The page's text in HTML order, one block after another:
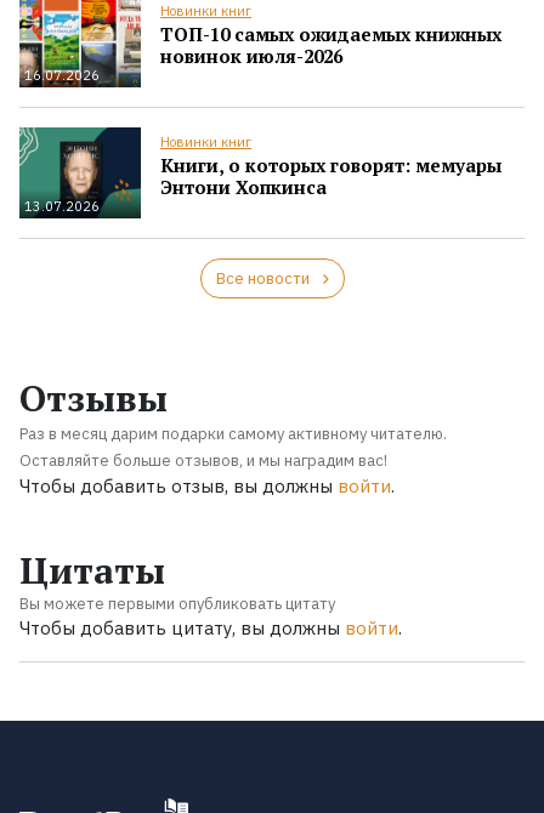
16.07.2026
Новинки книг
ТОП-10 самых ожидаемых книжных
новинок июля-2026
13.07.2026
Новинки книг
Книги, о которых говорят: мемуары
Энтони Хопкинса
Все новости
Отзывы
Раз в месяц дарим подарки самому активному читателю.
Оставляйте больше отзывов, и мы наградим вас!
Чтобы добавить отзыв, вы должны войти.
Цитаты
Вы можете первыми опубликовать цитату
Чтобы добавить цитату, вы должны войти.